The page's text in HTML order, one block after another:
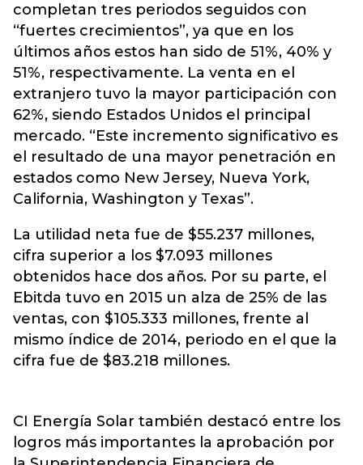
completan tres periodos seguidos con
“fuertes crecimientos”, ya que en los
últimos años estos han sido de 51%, 40% y
51%, respectivamente. La venta en el
extranjero tuvo la mayor participación con
62%, siendo Estados Unidos el principal
mercado. “Este incremento significativo es
el resultado de una mayor penetración en
estados como New Jersey, Nueva York,
California, Washington y Texas”.
La utilidad neta fue de $55.237 millones,
cifra superior a los $7.093 millones
obtenidos hace dos años. Por su parte, el
Ebitda tuvo en 2015 un alza de 25% de las
ventas, con $105.333 millones, frente al
mismo índice de 2014, periodo en el que la
cifra fue de $83.218 millones.
CI Energía Solar también destacó entre los
logros más importantes la aprobación por